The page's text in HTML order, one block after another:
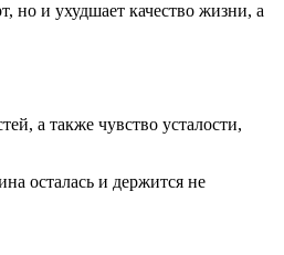
но и ухудшает качество жизни, а
а также чувство усталости,
осталась и держится не